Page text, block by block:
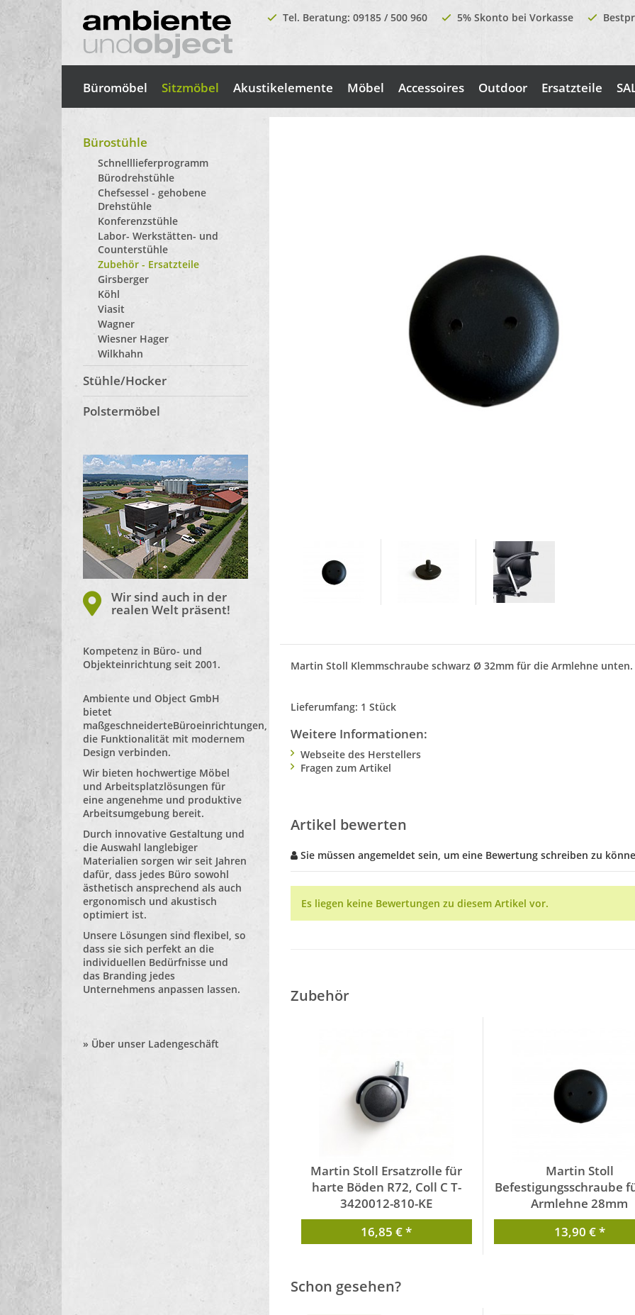
Tel. Beratung: 09185 / 500 960 5% Skonto bei Vorkasse
Büromöbel Sitzmöbel Akustikelemente Möbel Accessoires Outdoor Ersatzteile
Bürostühle
Schnelllieferprogramm
Bürodrehstühle
Chefsessel - gehobene
Drehstühle
Konferenzstühle
Labor- Werkstätten- und
Counterstühle
Zubehör - Ersatzteile
Girsberger
Köhl
Viasit
Wagner
Wiesner Hager
Wilkhahn
Stühle/Hocker
Polstermöbel
Wir sind auch in der
realen Welt präsent!
Kompetenz in Büro- und
Objekteinrichtung seit 2001.
Ambiente und Object GmbH
bietet
maßgeschneiderteBüroeinrichtungen
die Funktionalität mit modernem
Design verbinden.
Wir bieten hochwertige Möbel
und Arbeitsplatzlösungen für
eine angenehme und produktive
Arbeitsumgebung bereit.
Durch innovative Gestaltung und
die Auswahl langlebiger
Materialien sorgen wir seit Jahren
dafür, dass jedes Büro sowohl
ästhetisch ansprechend als auch
ergonomisch und akustisch
optimiert ist.
Unsere Lösungen sind flexibel, so
dass sie sich perfekt an die
individuellen Bedürfnisse und
das Branding jedes
Unternehmens anpassen lassen.
» Über unser Ladengeschäft
Martin Stoll Klemmschraube schwarz Ø 32mm für die Armlehne unten.
Lieferumfang: 1 Stück
Weitere Informationen:
Webseite des Herstellers
Fragen zum Artikel
Artikel bewerten
Sie müssen angemeldet sein, um eine Bewertung schreiben zu
Es liegen keine Bewertungen zu diesem Artikel vor.
Zubehör
Martin Stoll Ersatzrolle für
harte Böden R72, Coll C T-
3420012-810-KE
von Martin Stoll
16,85 € *
Martin Stoll
Befestigungsschraube
Armlehne 28mm
von Martin Stoll
13,90 € *
Schon gesehen?